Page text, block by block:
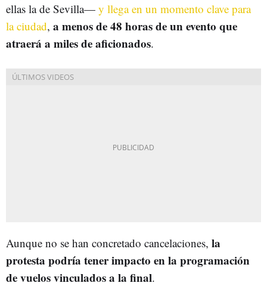
ellas la de Sevilla— y llega en un momento clave para
la ciudad, a menos de 48 horas de un evento que
atraerá a miles de aficionados.
Aunque no se han concretado cancelaciones, la
protesta podría tener impacto en la programación
de vuelos vinculados a la final.